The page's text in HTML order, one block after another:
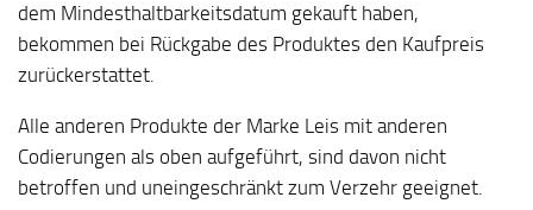
dem Mindesthaltbarkeitsdatum gekauft haben,
bekommen bei Rückgabe des Produktes den Kaufpreis
zurückerstattet.
Alle anderen Produkte der Marke Leis mit anderen
Codierungen als oben aufgeführt, sind davon nicht
betroffen und uneingeschränkt zum Verzehr geeignet.